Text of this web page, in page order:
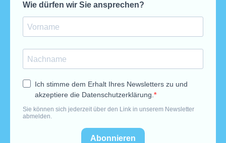
Wie dürfen wir Sie ansprechen?
Ich stimme dem Erhalt Ihres Newsletters zu und
akzeptiere die Datenschutzerklärung.
Sie können sich jederzeit über den Link in unserem Newsletter
abmelden.
Abonnieren